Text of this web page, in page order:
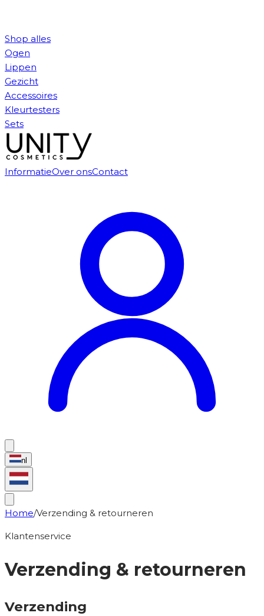
Shop alles
Ogen
Lippen
Gezicht
Accessoires
Kleurtesters
Sets
InformatieOver onsContact
nl
Home/Verzending & retourneren
Klantenservice
Verzending & retourneren
Verzending